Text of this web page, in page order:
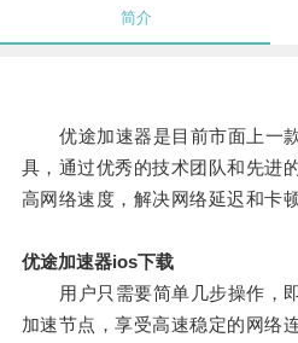
简介
优途加速器是目前市面上一款
具，通过优秀的技术团队和先进
高网络速度，解决网络延迟和卡
优途加速器ios下载
用户只需要简单几步操作，即
加速节点，享受高速稳定的网络连